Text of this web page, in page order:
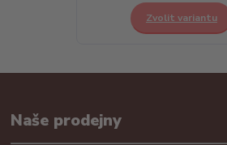
Zvolit variantu
Naše prodejny